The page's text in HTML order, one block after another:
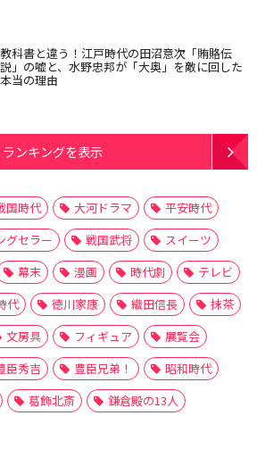
教科書と違う！江戸時代の田沼意次「賄賂伝
説」の嘘と、水野忠邦が「大奥」を敵に回した
本当の理由
ランキングを表示
国時代 大河ドラマ
平安時代
グセラー 戦国武将
スイーツ
幕末 漫画 時代劇
テレビ
代 徳川家康 織田信長
抹茶
文房具 フィギュア
展覧会
臣秀吉 豊臣兄弟！
昭和時代
葛飾北斎 鎌倉殿の13人